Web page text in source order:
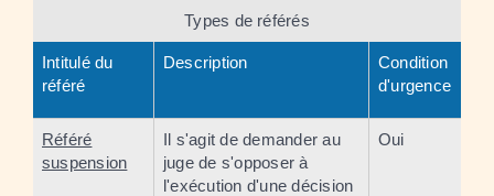
Types de référés
Intitulé du
référé
Description
Condition
d'urgence
Référé
suspension
Il s'agit de demander au
juge de s'opposer à
l'exécution d'une décision
Oui